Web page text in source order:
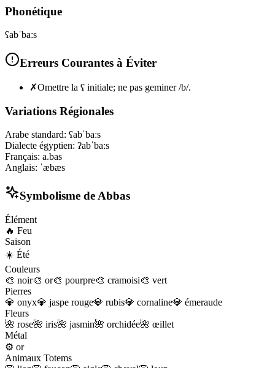
Phonétique
ʕabˈbaːs
Erreurs Courantes à Éviter
✗Omettre la ʕ initiale; ne pas geminer /b/.
Variations Régionales
Arabe standard: ʕabˈbaːs
Dialecte égyptien: ʔabˈbaːs
Français: a.bas
Anglais: ˈæbæs
Symbolisme de Abbas
Élément
🔥 Feu
Saison
☀️ Été
Couleurs
🎨 noir🎨 or🎨 pourpre🎨 cramoisi🎨 vert
Pierres
💎 onyx💎 jaspe rouge💎 rubis💎 cornaline💎 émeraude
Fleurs
🌺 rose🌺 iris🌺 jasmin🌺 orchidée🌺 œillet
Métal
⚙️ or
Animaux Totems